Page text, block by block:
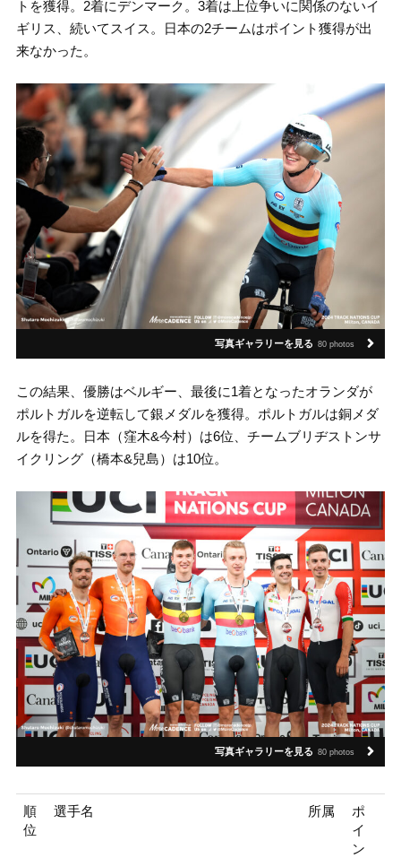
トを獲得。2着にデンマーク。3着は上位争いに関係のないイ
ギリス、続いてスイス。日本の2チームはポイント獲得が出
来なかった。
写真ギャラリーを見る 80 photos
この結果、優勝はベルギー、最後に1着となったオランダが
ポルトガルを逆転して銀メダルを獲得。ポルトガルは銅メダ
ルを得た。日本（窪木&今村）は6位、チームブリヂストンサ
イクリング（橋本&兒島）は10位。
写真ギャラリーを見る 80 photos
順
位
選手名 所属
ポ
イ
ン